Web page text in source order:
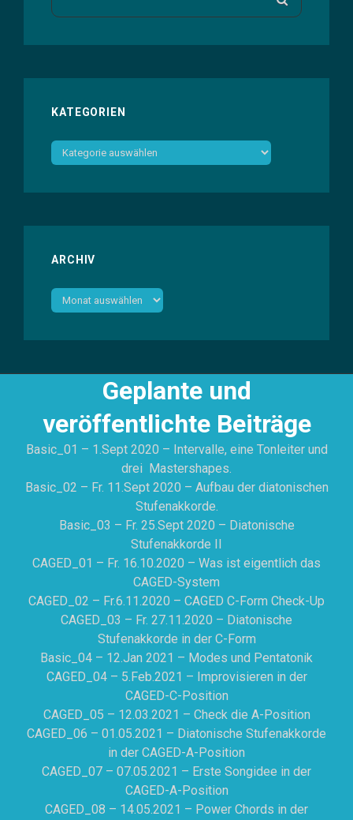
for:
KATEGORIEN
Kategorien
ARCHIV
Archiv
Geplante und
veröffentlichte Beiträge
Basic_01 – 1.Sept 2020 – Intervalle, eine Tonleiter und
drei Mastershapes.
Basic_02 – Fr. 11.Sept 2020 – Aufbau der diatonischen
Stufenakkorde.
Basic_03 – Fr. 25.Sept 2020 – Diatonische
Stufenakkorde II
CAGED_01 – Fr. 16.10.2020 – Was ist eigentlich das
CAGED-System
CAGED_02 – Fr.6.11.2020 – CAGED C-Form Check-Up
CAGED_03 – Fr. 27.11.2020 – Diatonische
Stufenakkorde in der C-Form
Basic_04 – 12.Jan 2021 – Modes und Pentatonik
CAGED_04 – 5.Feb.2021 – Improvisieren in der
CAGED-C-Position
CAGED_05 – 12.03.2021 – Check die A-Position
CAGED_06 – 01.05.2021 – Diatonische Stufenakkorde
in der CAGED-A-Position
CAGED_07 – 07.05.2021 – Erste Songidee in der
CAGED-A-Position
CAGED_08 – 14.05.2021 – Power Chords in der